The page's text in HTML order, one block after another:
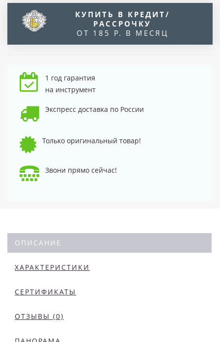
КУПИТЬ В КРЕДИТ/
РАССРОЧКУ
ОТ 185 Р. В МЕСЯЦ
1 год гарантия
на инструмент
Экспресс доставка по России
Только оригинальный товар!
Звони прямо сейчас!
ОПИСАНИЕ
ХАРАКТЕРИСТИКИ
СЕРТИФИКАТЫ
ОТЗЫВЫ (0)